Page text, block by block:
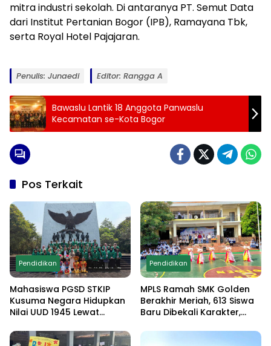
mitra industri sekolah. Di antaranya PT. Semut Data
dari Institut Pertanian Bogor (IPB), Ramayana Tbk,
serta Royal Hotel Pajajaran.
Penulis: Junaedi Editor: Rangga A
Bawaslu Lantik 18 Anggota Panwaslu
Kecamatan se-Kota Bogor
Pos Terkait
Pendidikan
Mahasiswa PGSD STKIP
Kusuma Negara Hidupkan
Nilai UUD 1945 Lewat
Monumen Pancasila Sakti
Pendidikan
MPLS Ramah SMK Golden
Berakhir Meriah, 613 Siswa
Baru Dibekali Karakter,
hingga Demo